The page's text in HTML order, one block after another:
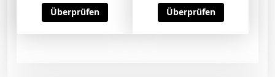
Überprüfen Überprüfen